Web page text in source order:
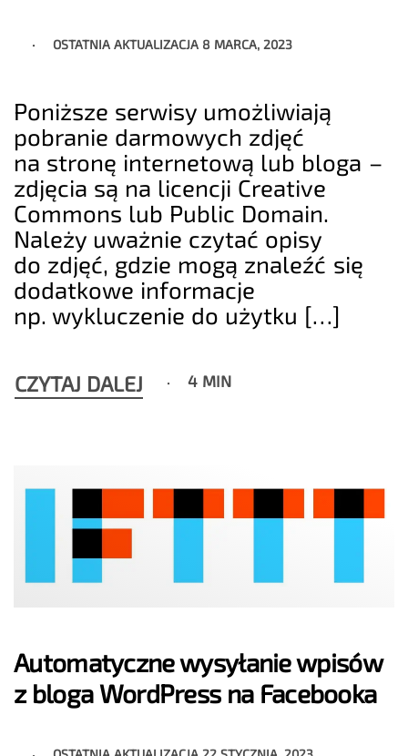
OSTATNIA AKTUALIZACJA 8 MARCA, 2023
Poniższe serwisy umożliwiają
pobranie darmowych zdjęć
na stronę internetową lub bloga –
zdjęcia są na licencji Creative
Commons lub Public Domain.
Należy uważnie czytać opisy
do zdjęć, gdzie mogą znaleźć się
dodatkowe informacje
np. wykluczenie do użytku […]
CZYTAJ DALEJ 4 MIN
Automatyczne wysyłanie wpisów
z bloga WordPress na Facebooka